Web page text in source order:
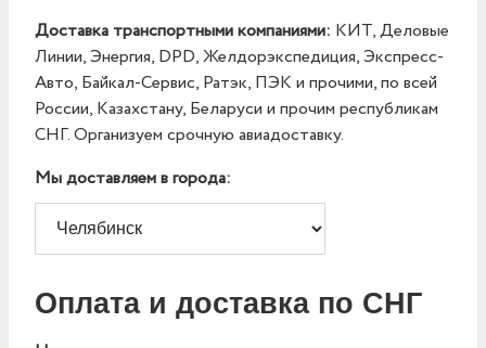
Доставка транспортными компаниями: КИТ, Деловые
Линии, Энергия, DPD, Желдорэкспедиция, Экспресс-
Авто, Байкал-Сервис, Ратэк, ПЭК и прочими, по всей
России, Казахстану, Беларуси и прочим республикам
СНГ. Организуем срочную авиадоставку.
Мы доставляем в города:
Оплата и доставка по СНГ